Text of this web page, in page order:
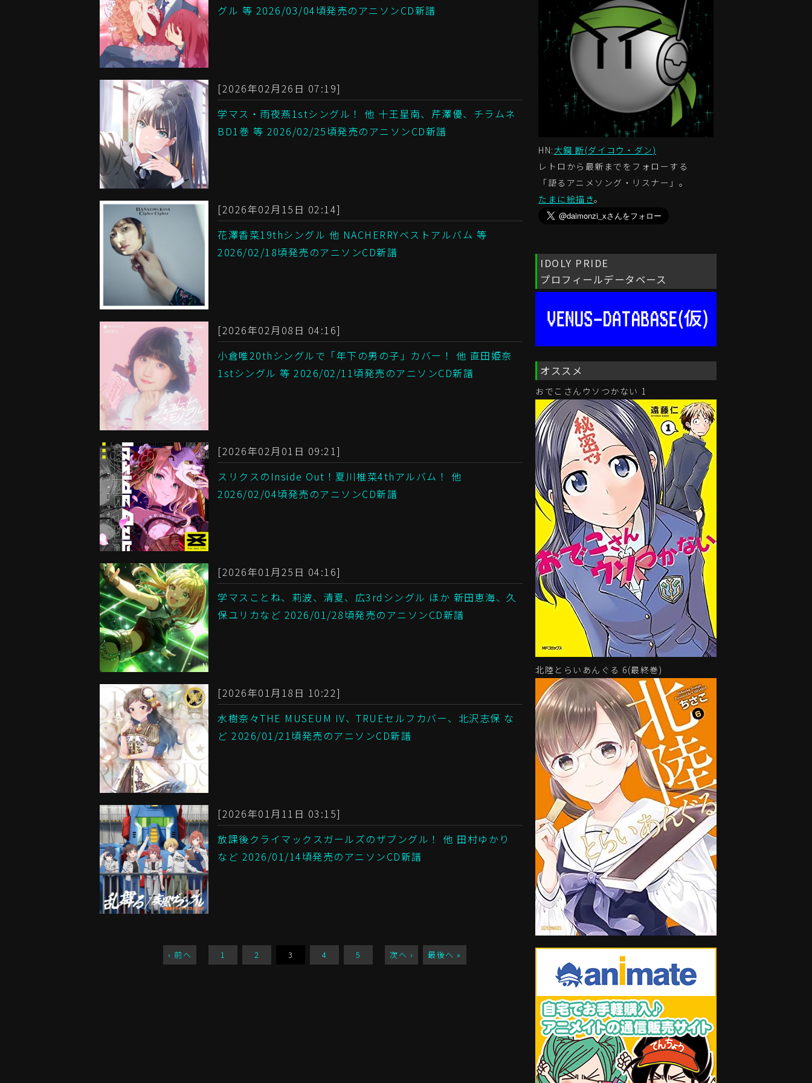
グル 等 2026/03/04頃発売のアニソンCD新譜
[2026年02月26日 07:19]
学マス・雨夜燕1stシングル！ 他 十王星南、芹澤優、チラムネ
BD1巻 等 2026/02/25頃発売のアニソンCD新譜
[2026年02月15日 02:14]
花澤香菜19thシングル 他 NACHERRYベストアルバム 等
2026/02/18頃発売のアニソンCD新譜
[2026年02月08日 04:16]
小倉唯20thシングルで「年下の男の子」カバー！ 他 直田姫奈
1stシングル 等 2026/02/11頃発売のアニソンCD新譜
[2026年02月01日 09:21]
スリクスのInside Out！夏川椎菜4thアルバム！ 他
2026/02/04頃発売のアニソンCD新譜
[2026年01月25日 04:16]
学マスことね、莉波、清夏、広3rdシングル ほか 新田恵海、久
保ユリカなど 2026/01/28頃発売のアニソンCD新譜
[2026年01月18日 10:22]
水樹奈々THE MUSEUM IV、TRUEセルフカバー、北沢志保 な
ど 2026/01/21頃発売のアニソンCD新譜
[2026年01月11日 03:15]
放課後クライマックスガールズのザブングル！ 他 田村ゆかり
など 2026/01/14頃発売のアニソンCD新譜
‹ 前へ 1 2 3 4 5 次へ › 最後へ »
HN: 大鋼 断(ダイコウ・ダン)
レトロから最新までをフォローする
「語るアニメソング・リスナー」。
たまに絵描き。
IDOLY PRIDE
プロフィールデータベース
オススメ
おでこさんウソつかない 1
北陸とらいあんぐる 6(最終巻)